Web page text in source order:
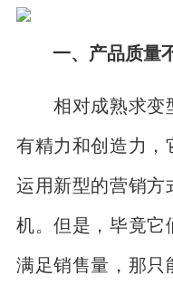
一、产品质量
相对成熟求变型
有精力和创造力，
运用新型的营销方
机。但是，毕竟它
满足销售量，那只